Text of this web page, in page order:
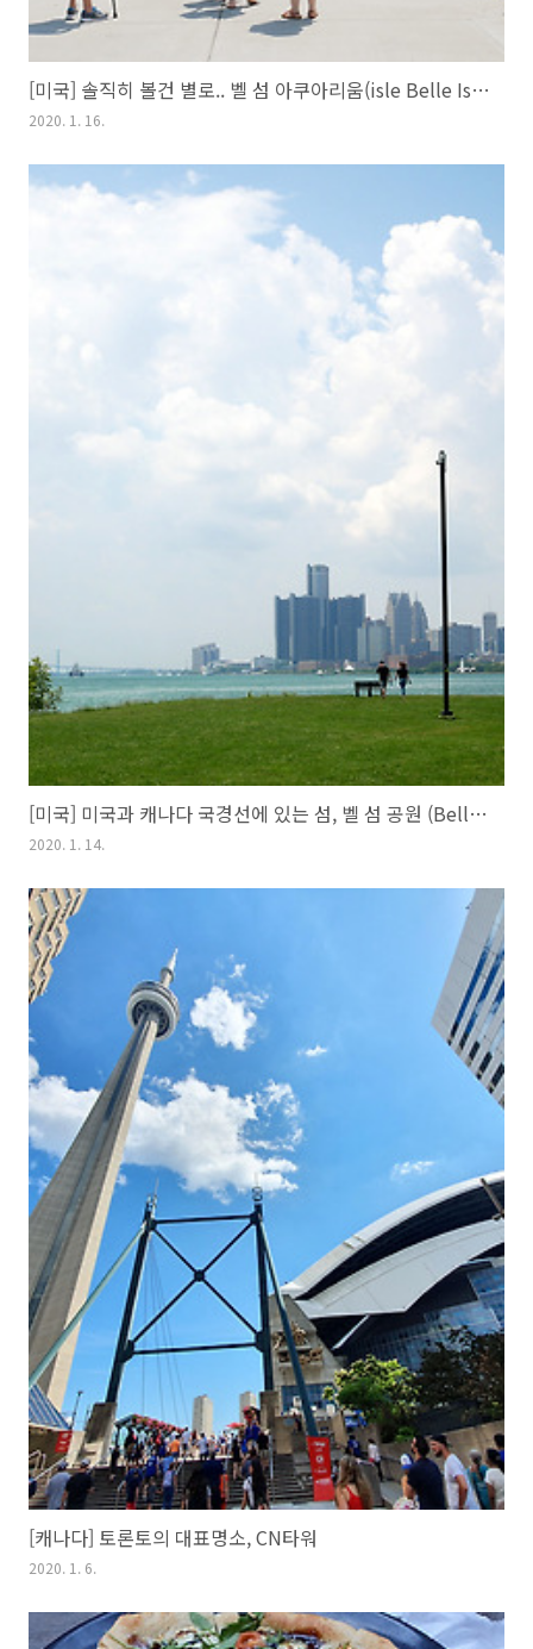
[미국] 솔직히 볼건 별로.. 벨 섬 아쿠아리움(isle Belle Isle Aquarium)
2020. 1. 16.
[미국] 미국과 캐나다 국경선에 있는 섬, 벨 섬 공원 (Belle isle park)
2020. 1. 14.
[캐나다] 토론토의 대표명소, CN타워
2020. 1. 6.